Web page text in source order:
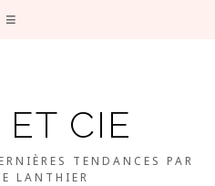
CIE
TENDANCES PAR
LANTHIER